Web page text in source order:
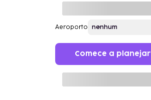
Aeroporto
Comece a planejar